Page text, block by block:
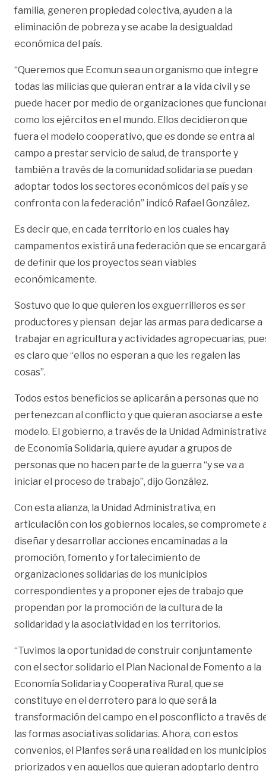
familia, generen propiedad colectiva, ayuden a la
eliminación de pobreza y se acabe la desigualdad
económica del país.
“Queremos que Ecomun sea un organismo que integre
todas las milicias que quieran entrar a la vida civil y se
puede hacer por medio de organizaciones que
como los ejércitos en el mundo. Ellos decidieron que
fuera el modelo cooperativo, que es donde se entra al
campo a prestar servicio de salud, de transporte y
también a través de la comunidad solidaria se puedan
adoptar todos los sectores económicos del país y se
confronta con la federación” indicó Rafael González.
Es decir que, en cada territorio en los cuales hay
campamentos existirá una federación que se encargará
de definir que los proyectos sean viables
económicamente.
Sostuvo que lo que quieren los exguerrilleros es ser
productores y piensan dejar las armas para dedicarse a
trabajar en agricultura y actividades agropecuarias,
es claro que “ellos no esperan a que les regalen las
cosas”.
Todos estos beneficios se aplicarán a personas que no
pertenezcan al conflicto y que quieran asociarse a este
modelo. El gobierno, a través de la Unidad
de Economía Solidaria, quiere ayudar a grupos de
personas que no hacen parte de la guerra “y se va a
iniciar el proceso de trabajo”, dijo González.
Con esta alianza, la Unidad Administrativa, en
articulación con los gobiernos locales, se compromete
diseñar y desarrollar acciones encaminadas a la
promoción, fomento y fortalecimiento de
organizaciones solidarias de los municipios
correspondientes y a proponer ejes de trabajo que
propendan por la promoción de la cultura de la
solidaridad y la asociatividad en los territorios.
“Tuvimos la oportunidad de construir conjuntamente
con el sector solidario el Plan Nacional de Fomento a la
Economía Solidaria y Cooperativa Rural, que se
constituye en el derrotero para lo que será la
transformación del campo en el posconflicto a través
las formas asociativas solidarias. Ahora, con estos
convenios, el Planfes será una realidad en los
priorizados y en aquellos que quieran adoptarlo dentro